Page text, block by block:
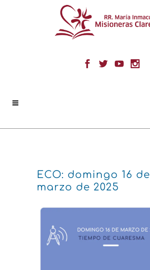
ECO: domingo 16 de
marzo de 2025